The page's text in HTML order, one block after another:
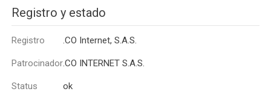
Registro y estado
Registro .CO Internet, S.A.S.
Patrocinador.CO INTERNET S.A.S.
Status ok